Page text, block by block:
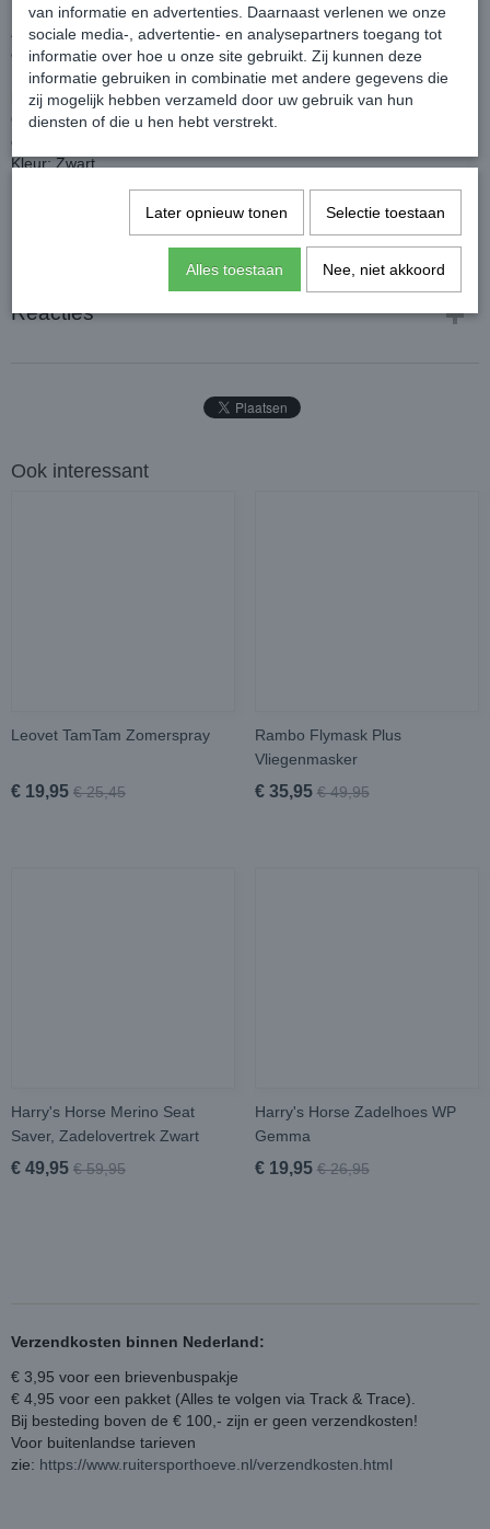
Zeer soepel borsttuig van hoogwaardig zacht leer voor optimaal
comfort.
Het borsttuig is voorzien van elastische banden voor extra
bewegingsvrijheid.
Ook is deze voorzien van een afneembare martingaal zodat je
deze makkelijk kunt bevestigen.
Kleur: Zwart
Reacties
Ook interessant
Leovet TamTam Zomerspray
€ 19,95 € 25,45
Rambo Flymask Plus
Vliegenmasker
€ 35,95 € 49,95
Harry's Horse Merino Seat
Saver, Zadelovertrek Zwart
€ 49,95 € 59,95
Harry's Horse Zadelhoes WP
Gemma
€ 19,95 € 26,95
Verzendkosten binnen Nederland:
€ 3,95 voor een brievenbuspakje
€ 4,95 voor een pakket (Alles te volgen via Track & Trace).
Bij besteding boven de € 100,- zijn er geen verzendkosten!
Voor buitenlandse tarieven
zie: https://www.ruitersporthoeve.nl/verzendkosten.html
van informatie en advertenties. Daarnaast verlenen we onze
sociale media-, advertentie- en analysepartners toegang tot
informatie over hoe u onze site gebruikt. Zij kunnen deze
informatie gebruiken in combinatie met andere gegevens die
zij mogelijk hebben verzameld door uw gebruik van hun
diensten of die u hen hebt verstrekt.
Later opnieuw tonen Selectie toestaan
Alles toestaan Nee, niet akkoord